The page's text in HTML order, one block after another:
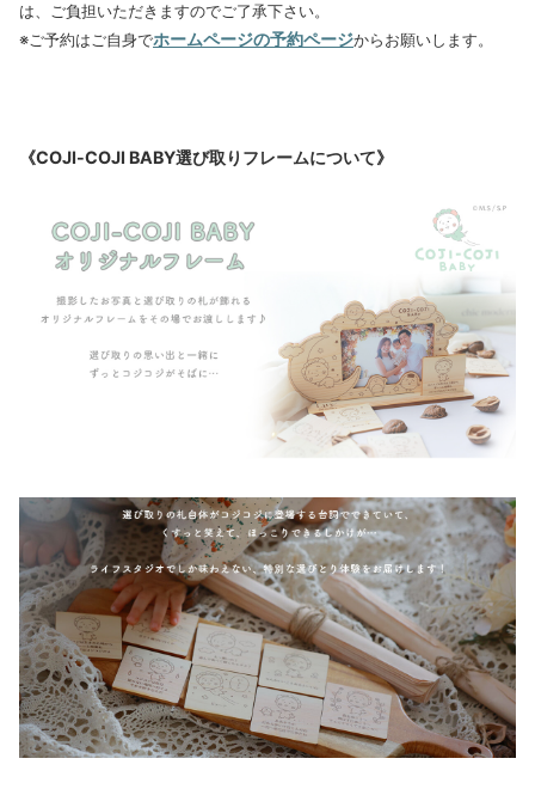
は、ご負担いただきますのでご了承下さい。
※ご予約はご自身でホームページの予約ページからお願いします。
《COJI-COJI BABY選び取りフレームについて》